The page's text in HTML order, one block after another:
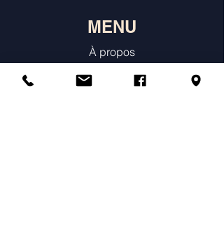
MENU
À propos
Consultations Individuelles & Histoire
de Naissance